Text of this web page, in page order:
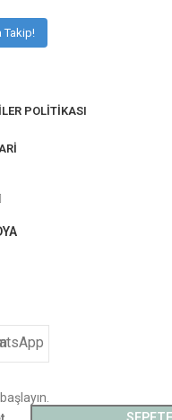
Takip!
POLITIKASI
%50 İndirimli!